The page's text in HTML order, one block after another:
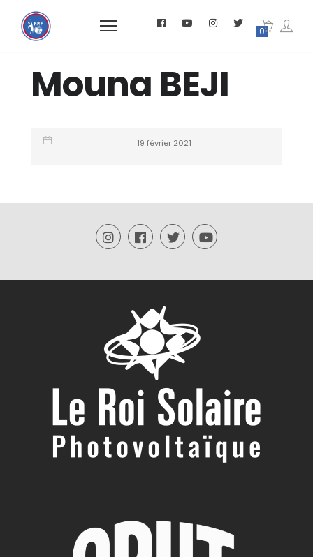
0
Mouna BEJI
19 février 2021